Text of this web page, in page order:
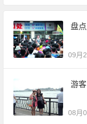
盘
09月
游
08月